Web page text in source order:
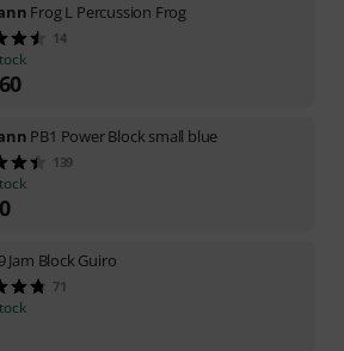
Frog L Percussion Frog
14
PB1 Power Block small blue
139
Jam Block Guiro
71